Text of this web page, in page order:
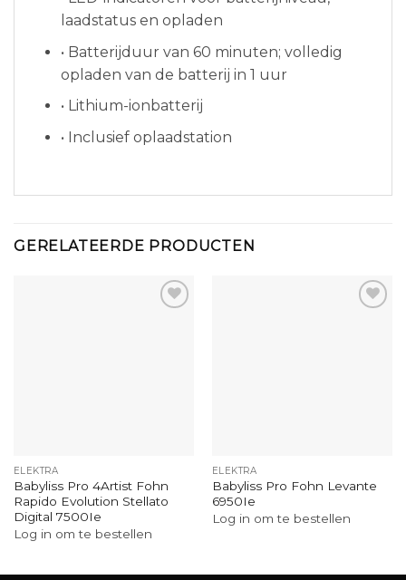
laadstatus en opladen
• Batterijduur van 60 minuten; volledig
opladen van de batterij in 1 uur
• Lithium-ionbatterij
• Inclusief oplaadstation
GERELATEERDE PRODUCTEN
ELEKTRA
Babyliss Pro 4Artist Fohn
Rapido Evolution Stellato
Digital 7500Ie
Log in om te bestellen
ELEKTRA
Babyliss Pro Fohn Levante
6950Ie
Log in om te bestellen